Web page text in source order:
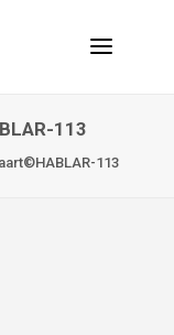
113
113